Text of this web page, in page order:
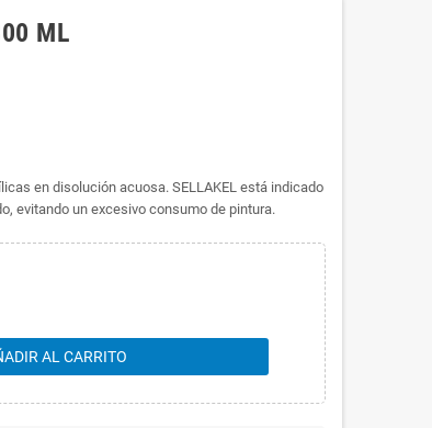
ML
en disolución acuosa. SELLAKEL está indicado
evitando un excesivo consumo de pintura.
AL CARRITO